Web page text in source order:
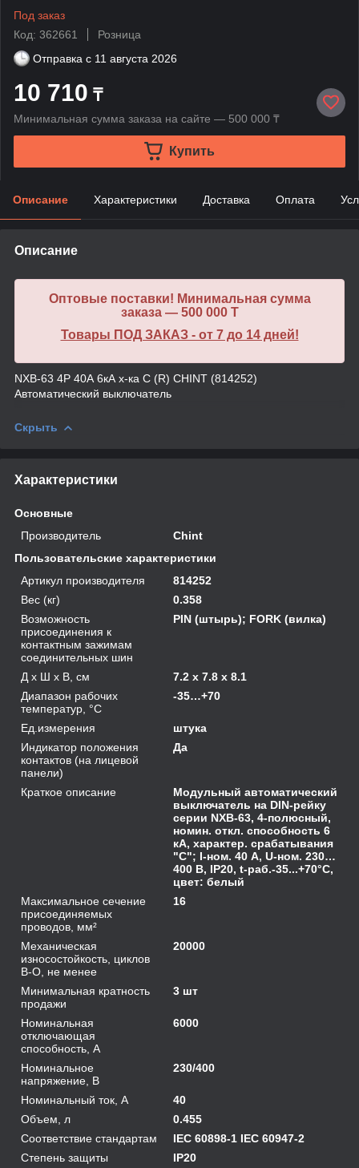
Под заказ
Код: 362661
Розница
Отправка с 11 августа 2026
10 710 ₸
Минимальная сумма заказа на сайте — 500 000 ₸
Купить
Описание Характеристики Доставка Оплата
Описание
Оптовые поставки! Минимальная сумма
заказа — 500 000 T
Товары ПОД ЗАКАЗ - от 7 до 14 дней!
NXB-63 4P 40А 6кА х-ка C (R) CHINT (814252)
Автоматический выключатель
Скрыть
Характеристики
Основные
Производитель
Chint
Пользовательские характеристики
Артикул производителя
814252
Вес (кг)
0.358
Возможность
присоединения к
контактным зажимам
соединительных шин
PIN (штырь); FORK (вилка)
Д х Ш х В, см
7.2 x 7.8 x 8.1
Диапазон рабочих
температур, °С
-35…+70
Ед.измерения
штука
Индикатор положения
контактов (на лицевой
панели)
Да
Краткое описание
Модульный автоматический
выключатель на DIN-рейку
серии NXB-63, 4-полюсный,
номин. откл. способность 6
кА, характер. срабатывания
"C"; I-ном. 40 А, U-ном. 230…
400 В, IP20, t-раб.-35...+70°C,
цвет: белый
Максимальное сечение
присоединяемых
проводов, мм²
16
Механическая
износостойкость, циклов
В-О, не менее
20000
Минимальная кратность
продажи
3 шт
Номинальная
отключающая
способность, А
6000
Номинальное
напряжение, В
230/400
Номинальный ток, А
40
Объем, л
0.455
Соответствие стандартам
IEC 60898-1 IEC 60947-2
Степень защиты
IP20